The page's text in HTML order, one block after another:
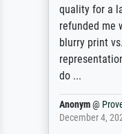
quality for a
refunded me
blurry print
do ...
Anonym@
December 4,